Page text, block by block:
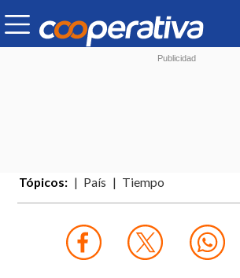
Tópicos: País Tiempo